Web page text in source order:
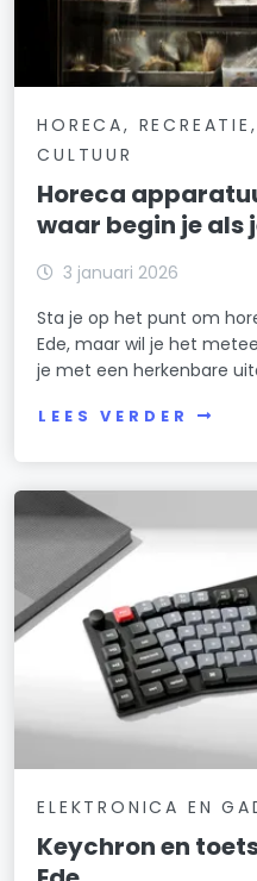
HORECA,
CULTUUR
Horeca
waar begin je als
3 januari 2026
Sta je op het punt om
Ede, maar wil je het
je met een herkenbare
LEES VERDER
ELEKTRONICA EN
Keychron en